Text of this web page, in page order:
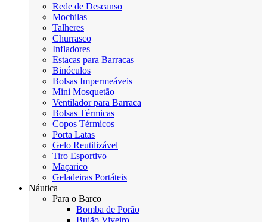
Rede de Descanso
Mochilas
Talheres
Churrasco
Infladores
Estacas para Barracas
Binóculos
Bolsas Impermeáveis
Mini Mosquetão
Ventilador para Barraca
Bolsas Térmicas
Copos Térmicos
Porta Latas
Gelo Reutilizável
Tiro Esportivo
Maçarico
Geladeiras Portáteis
Náutica
Para o Barco
Bomba de Porão
Bujão Viveiro